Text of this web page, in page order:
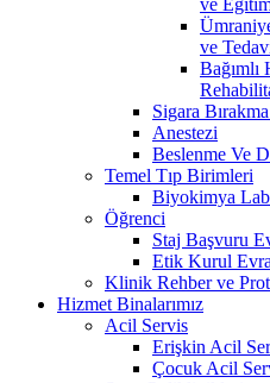
ve
Bağımlı
Sigara
Anestezi
Beslenme Ve
Temel Tıp Birimleri
Biyokimya
Öğrenci
Staj Başvuru
Etik Kurul
Klinik Rehber ve
Hizmet Binalarımız
Acil Servis
Erişkin Acil
Çocuk Acil